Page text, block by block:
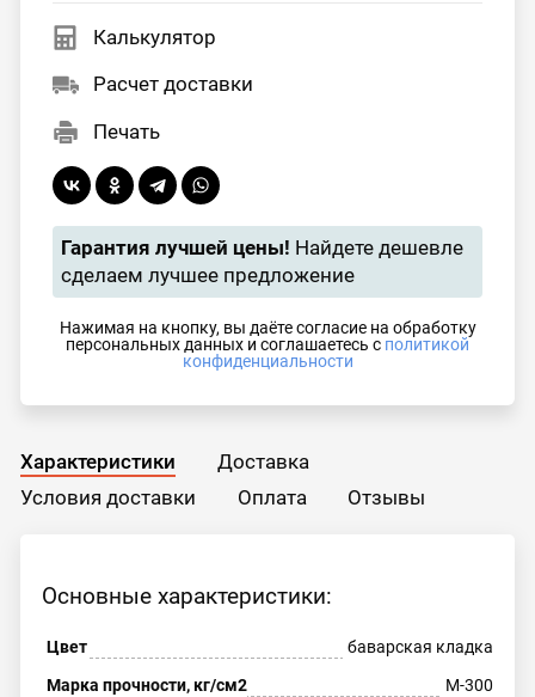
Калькулятор
Расчет доставки
Печать
Гарантия лучшей цены! Найдете дешевле
сделаем лучшее предложение
Нажимая на кнопку, вы даёте согласие на обработку
персональных данных и соглашаетесь с политикой
конфиденциальности
Характеристики
Доставка
Условия доставки
Оплата Отзывы
Основные характеристики:
Цвет
баварская кладка
Марка прочности, кг/см2
М-300